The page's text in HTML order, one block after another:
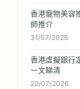
香港寵物美容
師推介
31/07/2026
香港虛擬銀行
一文睇清
22/07/2026